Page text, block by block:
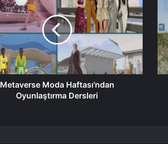
Metaverse Moda Haftası'ndan
Oyunlaştırma Dersleri